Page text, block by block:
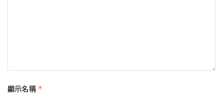
顯示名稱 *